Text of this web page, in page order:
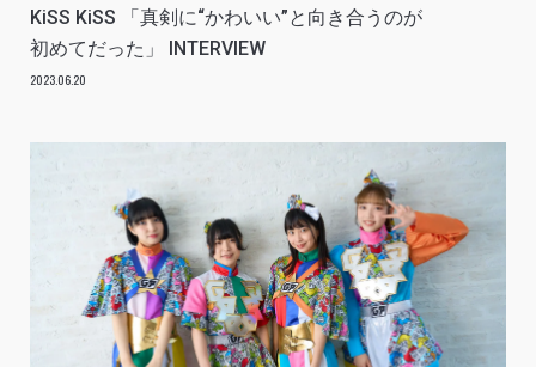
KiSS KiSS 「真剣に“かわいい”と向き合うのが
初めてだった」 INTERVIEW
2023.06.20